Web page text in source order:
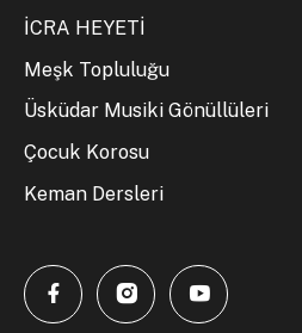
İCRA HEYETİ
Meşk Topluluğu
Üsküdar Musiki Gönüllüleri
Çocuk Korosu
Keman Dersleri